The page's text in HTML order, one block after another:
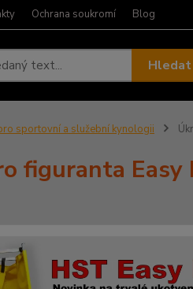
Ochrana soukromí Blog
Hledat
sportovní a služební kynologii
figuranta Easy